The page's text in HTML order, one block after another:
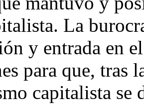
La
y entrada en
para que, tras
capitalista se